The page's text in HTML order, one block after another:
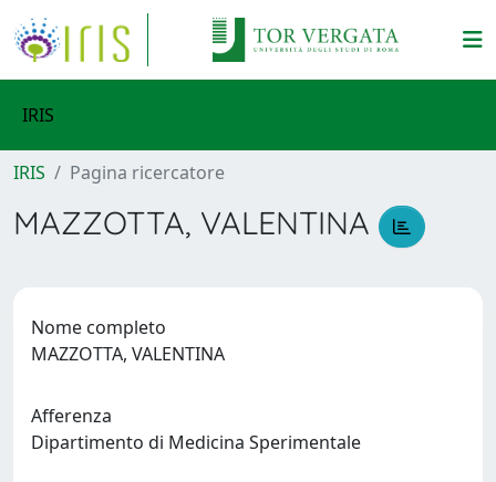
IRIS
IRIS Pagina ricercatore
MAZZOTTA, VALENTINA
Nome completo
MAZZOTTA, VALENTINA
Afferenza
Dipartimento di Medicina Sperimentale